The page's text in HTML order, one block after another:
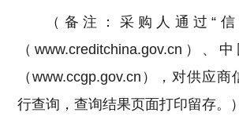
（备注：采购人通过“
（www.creditchina.gov.cn）、
（www.ccgp.gov.cn），对供应
行查询，查询结果页面打印留存。）